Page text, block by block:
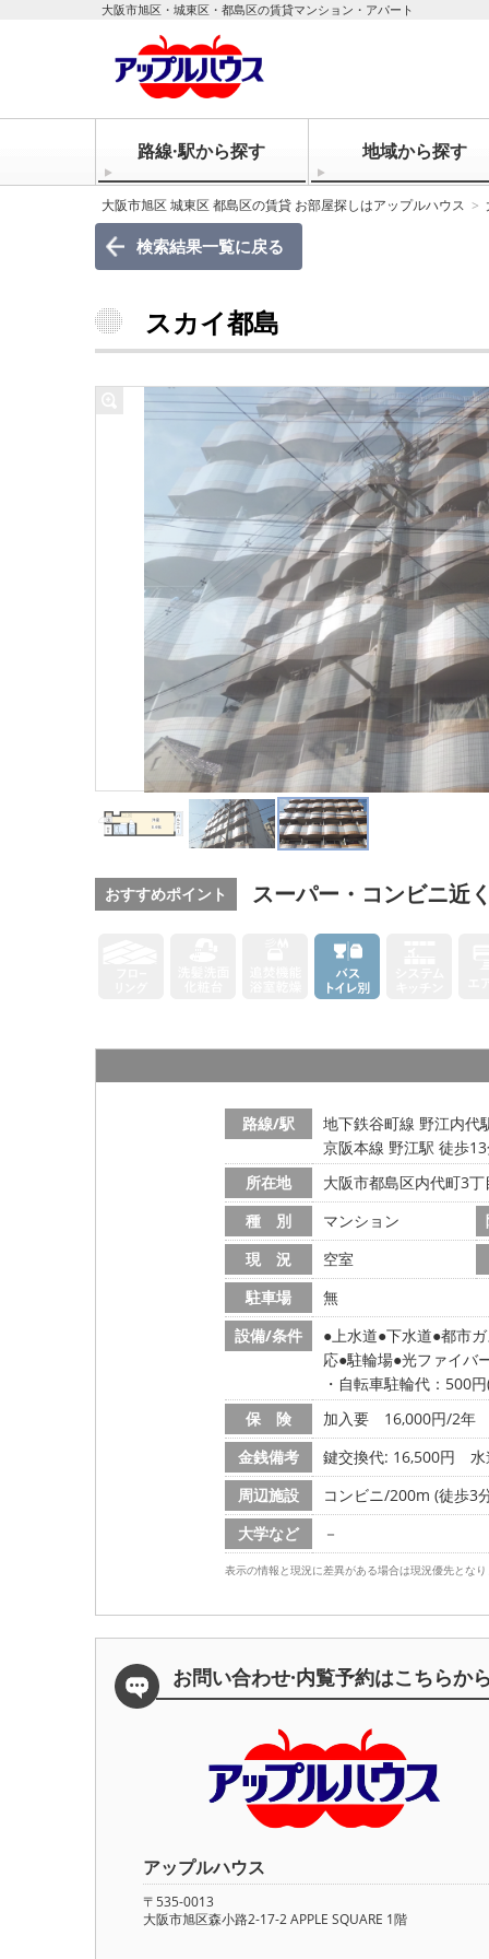
大阪市旭区・城東区・都島区の賃貸マンション・アパート
路線·駅から探す 地域から探す
大阪市旭区 城東区 都島区の賃貸 お部屋探しはアップルハウス
検索結果一覧に戻る
スカイ都島
おすすめポイント スーパー・コンビニ近
路線/駅
地下鉄谷町線 野江内代
京阪本線 野江駅 徒歩
所在地
大阪市都島区内代町3丁
種 別
マンション
現 況
空室
駐車場
無
設備/条件
上水道 下水道 都市
応 駐輪場 光ファイバ
・自転車駐輪代：500
保 険
加入要 16,000円/2年
金銭備考
鍵交換代: 16,500円
周辺施設
コンビニ/200m (徒歩3
大学など
－
表示の情報と現況に差異がある場合は現況優先とな
お問い合わせ·内覧予約はこちらか
アップルハウス
〒535-0013
大阪市旭区森小路2-17-2 APPLE SQUARE 1階